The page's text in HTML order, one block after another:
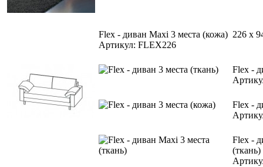
Flex - диван Maxi 3 места (кожа)
Артикул: FLEX226
226 x
Flex -
Flex -
Flex -
(ткань)